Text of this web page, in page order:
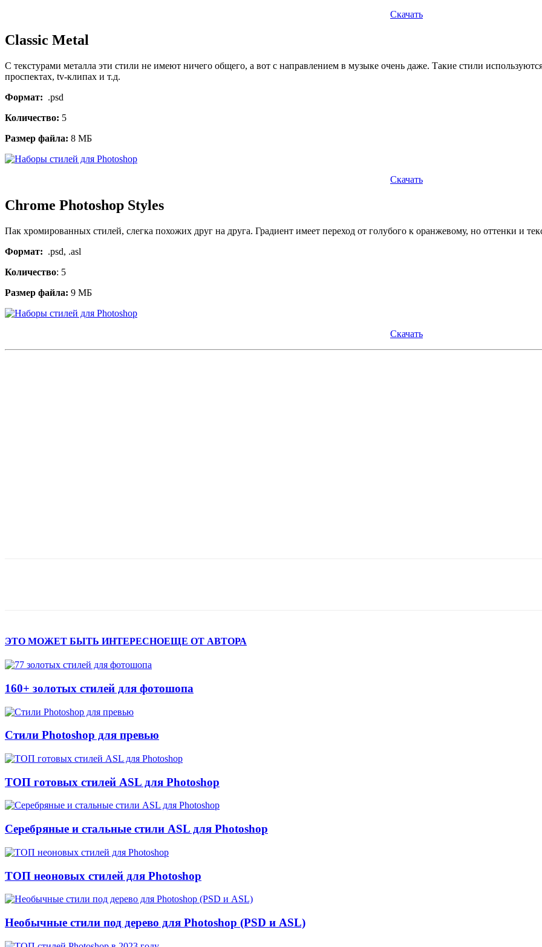
Скачать
Classic Metal
С текстурами металла эти стили не имеют ничего общего, а вот с направлением в музыке очень даже. Такие стили
проспектах, tv-клипах и т.д.
Формат: .psd
Количество: 5
Размер файла: 8 МБ
Скачать
Chrome Photoshop Styles
Пак хромированных стилей, слегка похожих друг на друга. Градиент имеет переход от голубого к оранжевому, но оттенки и
Формат: .psd, .asl
Количество: 5
Размер файла: 9 МБ
Скачать
ЭТО МОЖЕТ БЫТЬ ИНТЕРЕСНОЕЩЕ ОТ АВТОРА
160+ золотых стилей для фотошопа
Стили Photoshop для превью
ТОП готовых стилей ASL для Photoshop
Серебряные и стальные стили ASL для Photoshop
ТОП неоновых стилей для Photoshop
Необычные стили под дерево для Photoshop (PSD и ASL)